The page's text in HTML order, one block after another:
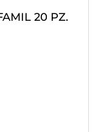
20 PZ.